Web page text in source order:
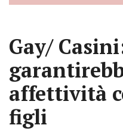
Gay/
affettività
figli